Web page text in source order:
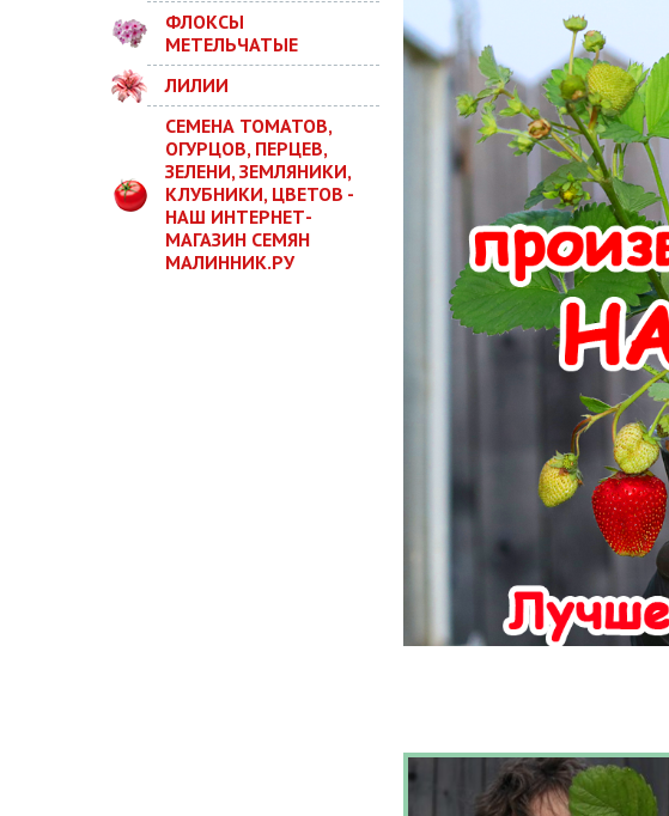
ФЛОКСЫ
МЕТЕЛЬЧАТЫЕ
ЛИЛИИ
СЕМЕНА ТОМАТОВ,
ОГУРЦОВ, ПЕРЦЕВ,
ЗЕЛЕНИ, ЗЕМЛЯНИКИ,
КЛУБНИКИ, ЦВЕТОВ -
НАШ ИНТЕРНЕТ-
МАГАЗИН СЕМЯН
МАЛИННИК.РУ